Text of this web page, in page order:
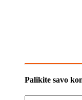
Palikite savo